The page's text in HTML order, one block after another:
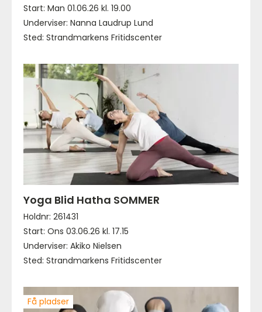
Start: Man 01.06.26 kl. 19.00
Underviser: Nanna Laudrup Lund
Sted: Strandmarkens Fritidscenter
Yoga Blid Hatha SOMMER
Holdnr: 261431
Start: Ons 03.06.26 kl. 17.15
Underviser: Akiko Nielsen
Sted: Strandmarkens Fritidscenter
Få pladser